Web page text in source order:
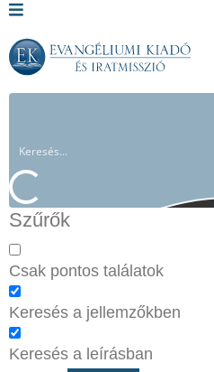
Szűrők
Csak pontos találatok
Keresés a jellemzőkben
Keresés a leírásban